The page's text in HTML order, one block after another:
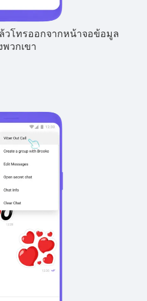
วโทรออกจากหน้าจอข้อมูล
วกเขา